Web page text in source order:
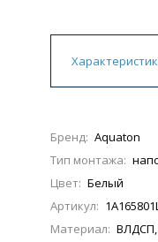
Бренд: Aquaton
Тип монтажа:
Цвет: Белый
Артикул:
Материал: